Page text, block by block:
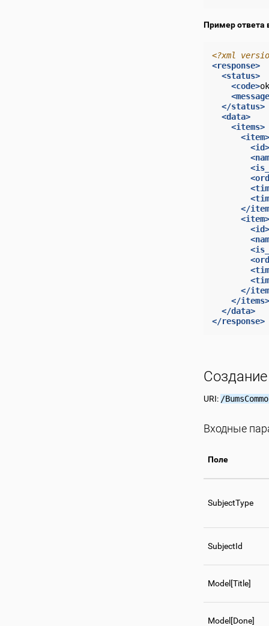
Пример ответа
<?xml
<response>
<status>
<code>ok
</status>
<data>
<items>
<item>
<id>
</
<item>
<id>
</
</items>
</data>
</response>
Создание
URI: /
Входные
Поле
SubjectType
SubjectId
Model[Title]
Model[Done]